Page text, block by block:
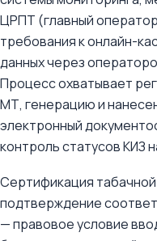
ЦРПТ (главный
требования к онлайн-
данных через
Процесс охватывает
МТ, генерацию и
электронный
контроль статусов КИЗ
Сертификация
подтверждение
— правовое условие